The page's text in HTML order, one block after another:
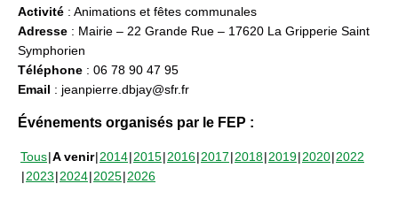
Activité : Animations et fêtes communales
Adresse : Mairie – 22 Grande Rue – 17620 La Gripperie Saint
Symphorien
Téléphone : 06 78 90 47 95
Email : jeanpierre.dbjay@sfr.fr
Événements organisés par le FEP :
Tous A venir 2014 2015 2016 2017 2018 2019 2020 2022
2023 2024 2025 2026